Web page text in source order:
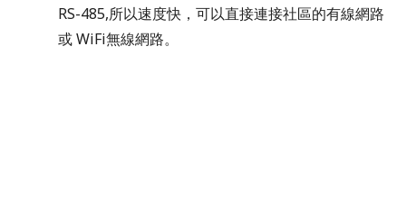
RS-485,所以速度快，可以直接連接社區的有線網路
或 WiFi無線網路。